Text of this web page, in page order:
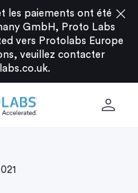
les paiements ont été
GmbH, Proto Labs
vers Protolabs Europe
veuillez contacter
.
close
person